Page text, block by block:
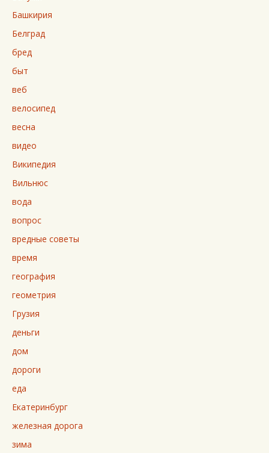
Башкирия
Белград
бред
быт
веб
велосипед
весна
видео
Википедия
Вильнюс
вода
вопрос
вредные советы
время
география
геометрия
Грузия
деньги
дом
дороги
еда
Екатеринбург
железная дорога
зима